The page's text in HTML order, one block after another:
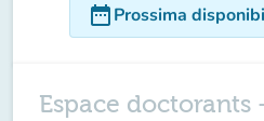
date_rangeProssima
Espace doctorants